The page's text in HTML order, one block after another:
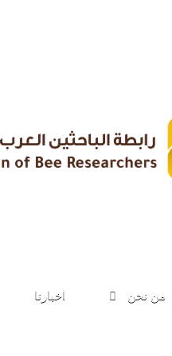
من نحن اخبارنا